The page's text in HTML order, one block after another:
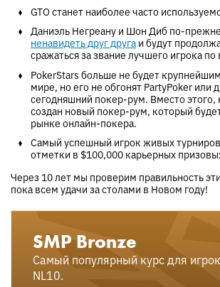
GTO станет наиболее часто
Даниэль Негреану и Шон Диб по-
ненавидеть друг друга и будут
сражаться за звание лучшего игрока по
PokerStars больше не будет
мире, но его не обгонят PartyPoker или
сегодняшний покер-рум. Вместо этого,
создан новый покер-рум, который
рынке онлайн-покера.
Самый успешный игрок живых
отметки в $100,000 карьерных
Через 10 лет мы проверим правильность
пока всем удачи за столами в Новом году!
SMP Bronze
Самый популярный курс для
NL10.